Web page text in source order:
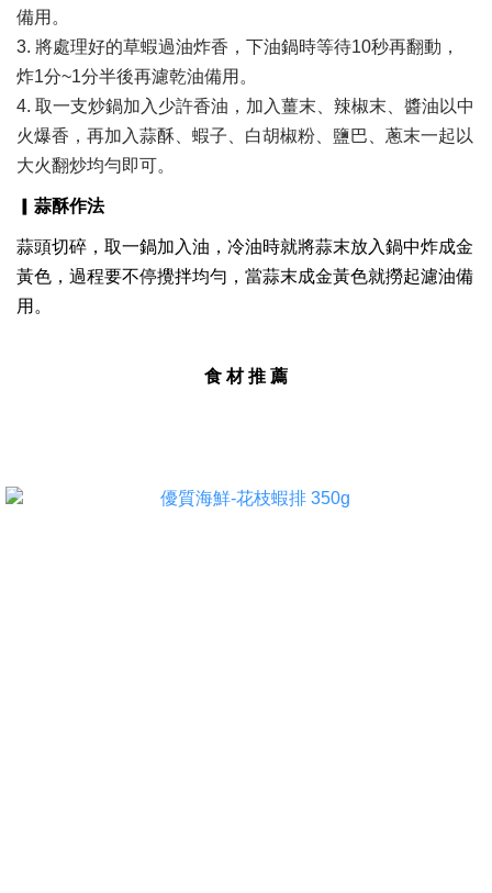
備用。​​
3. 將處理好的草蝦過油炸香，下油鍋時等待10秒再翻動，
炸1分~1分半後再濾乾油備用。​
4. 取一支炒鍋加入少許香油，加入薑末、辣椒末、醬油以中
火爆香，再加入蒜酥、蝦子、白胡椒粉、鹽巴、蔥末一起以
大火翻炒均勻即可。
蒜酥作法
蒜頭切碎，取一鍋加入油，冷油時就將蒜末放入鍋中炸成金
黃色，過程要不停攪拌均勻，當蒜末成金黃色就撈起濾油備
用。
食 材 推 薦